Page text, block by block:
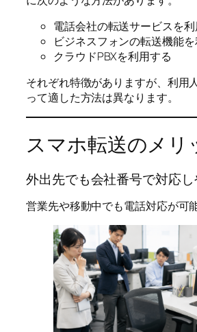
電話会社の転送サービスを利
ビジネスフォンの転送機能
クラウドPBXを利用する
それぞれ特徴がありますが、利用
って適した方法は異なります。
スマホ転送のメリ
外出先でも会社番号で対応
営業先や移動中でも電話対応が可